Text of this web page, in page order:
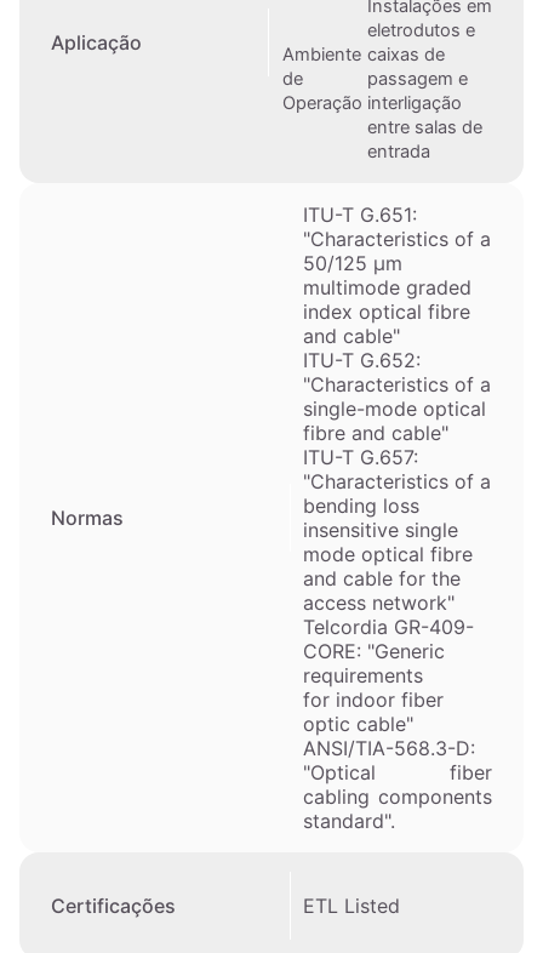
Aplicação
Ambiente
de
Operação
Instalações em
eletrodutos e
caixas de
passagem e
interligação
entre salas de
entrada
Normas
ITU-T G.651:
"Characteristics of a
50/125 μm
multimode graded
index optical fibre
and cable"
ITU-T G.652:
"Characteristics of a
single-mode optical
fibre and cable"
ITU-T G.657:
"Characteristics of a
bending loss
insensitive single
mode optical fibre
and cable for the
access network"
Telcordia GR-409-
CORE: "Generic
requirements
for indoor fiber
optic cable"
ANSI/TIA-568.3-D:
"Optical fiber
cabling components
standard".
Certificações ETL Listed